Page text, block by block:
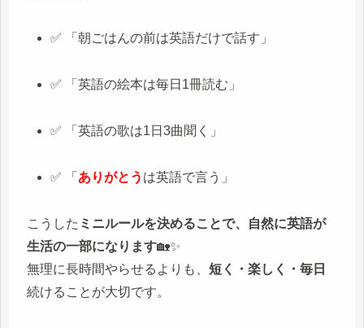
✅ 「朝ごはんの前は英語だけで話す」
✅ 「英語の絵本は毎日1冊読む」
✅ 「英語の歌は1日3曲聞く」
✅ 「 ありがとう は英語で言う」
こうした ミニルールを決めることで、自然に英語が
生活の一部になります🏡✨
無理に長時間やらせるよりも、 短く・楽しく・毎日
続けることが大切です。